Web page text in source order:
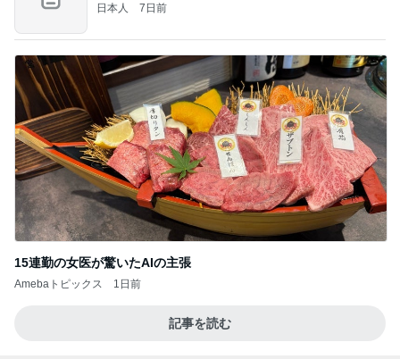
日本人 7日前
15連勤の女医が驚いたAIの主張
Amebaトピックス 1日前
記事を読む